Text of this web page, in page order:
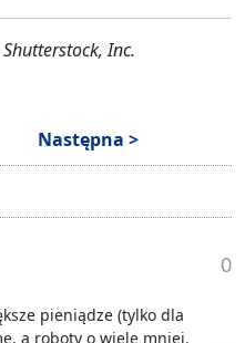
Inc.
Następna >
0
pieniądze (tylko dla
a roboty o wiele mniej.